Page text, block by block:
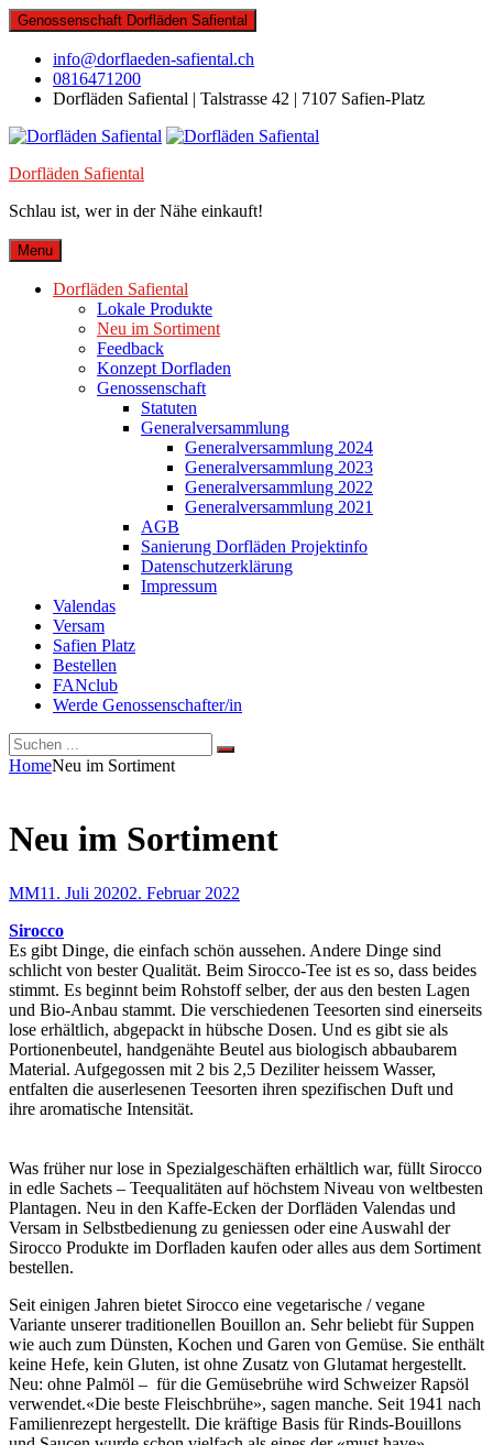
Skip
to
content
Genossenschaft Dorfläden Safiental
info@dorflaeden-safiental.ch
0816471200
Dorfläden Safiental | Talstrasse 42 | 7107 Safien-Platz
Dorfläden Safiental
Schlau ist, wer in der Nähe einkauft!
Menu
Dorfläden Safiental
Lokale Produkte
Neu im Sortiment
Feedback
Konzept Dorfladen
Genossenschaft
Statuten
Generalversammlung
Generalversammlung 2024
Generalversammlung 2023
Generalversammlung 2022
Generalversammlung 2021
AGB
Sanierung Dorfläden Projektinfo
Datenschutzerklärung
Impressum
Valendas
Versam
Safien Platz
Bestellen
FANclub
Werde Genossenschafter/in
Search
Search
Search
for:
Site
HomeNeu im Sortiment
Neu im Sortiment
By
MMPosted
11. Juli 20202. Februar 2022
Sirocco
Es gibt Dinge, die einfach schön aussehen. Andere Dinge sind
schlicht von bester Qualität. Beim Sirocco-Tee ist es so, dass beides
stimmt. Es beginnt beim Rohstoff selber, der aus den besten Lagen
und Bio-Anbau stammt. Die verschiedenen Teesorten sind einerseits
lose erhältlich, abgepackt in hübsche Dosen. Und es gibt sie als
Portionenbeutel, handgenähte Beutel aus biologisch abbaubarem
Material. Aufgegossen mit 2 bis 2,5 Deziliter heissem Wasser,
entfalten die auserlesenen Teesorten ihren spezifischen Duft und
ihre aromatische Intensität.
Was früher nur lose in Spezialgeschäften erhältlich war, füllt Sirocco
in edle Sachets – Teequalitäten auf höchstem Niveau von weltbesten
Plantagen. Neu in den Kaffe-Ecken der Dorfläden Valendas und
Versam in Selbstbedienung zu geniessen oder eine Auswahl der
Sirocco Produkte im Dorfladen kaufen oder alles aus dem Sortiment
bestellen.
Seit einigen Jahren bietet Sirocco eine vegetarische / vegane
Variante unserer traditionellen Bouillon an. Sehr beliebt für Suppen
wie auch zum Dünsten, Kochen und Garen von Gemüse. Sie enthält
keine Hefe, kein Gluten, ist ohne Zusatz von Glutamat hergestellt.
Neu: ohne Palmöl – für die Gemüsebrühe wird Schweizer Rapsöl
verwendet.«Die beste Fleischbrühe», sagen manche. Seit 1941 nach
Familienrezept hergestellt. Die kräftige Basis für Rinds-Bouillons